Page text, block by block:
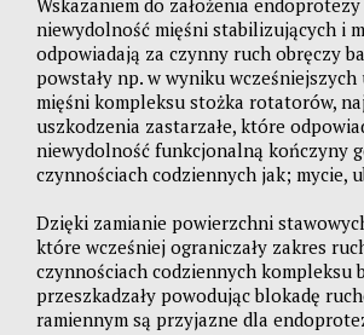
niewydolność mięśni stabilizujących i
odpowiadają za czynny ruch obręczy
powstały np. w wyniku wcześniejszych
mięśni kompleksu stożka rotatorów,
uszkodzenia zastarzałe, które
niewydolność funkcjonalną kończyny
czynnościach codziennych jak; mycie,
Dzięki zamianie powierzchni
które wcześniej ograniczały zakres
czynnościach codziennych kompleksu
przeszkadzały powodując blokadę
ramiennym są przyjazne dla